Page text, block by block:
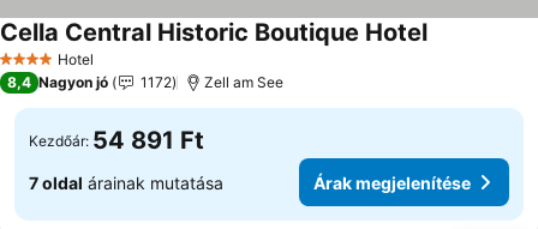
4 KategóriaHotel
Cella Central Historic Boutique Hotel
8,4 Nagyon jó 1172 Zell am See
Kezdőár: 54 891 Ft
7 oldal árainak mutatása Árak megjelenítése